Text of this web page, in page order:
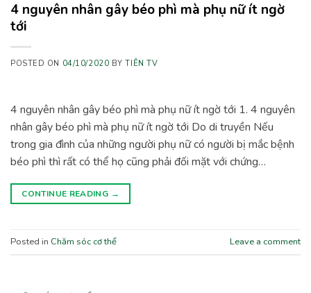
4 nguyên nhân gây béo phì mà phụ nữ ít ngờ
tới
POSTED ON 04/10/2020 BYTIÊN TV
4 nguyên nhân gây béo phì mà phụ nữ ít ngờ tới 1. 4 nguyên
nhân gây béo phì mà phụ nữ ít ngờ tới Do di truyền Nếu
trong gia đình của những người phụ nữ có người bị mắc bệnh
béo phì thì rất có thể họ cũng phải đối mặt với chứng…
CONTINUE READING →
Posted in Chăm sóc cơ thể Leave a comment